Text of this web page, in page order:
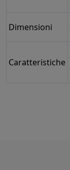
Dimensioni
Caratteristiche